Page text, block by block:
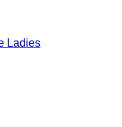
Ladies